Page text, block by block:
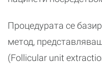
Процедурата се
метод,
(Follicular unit